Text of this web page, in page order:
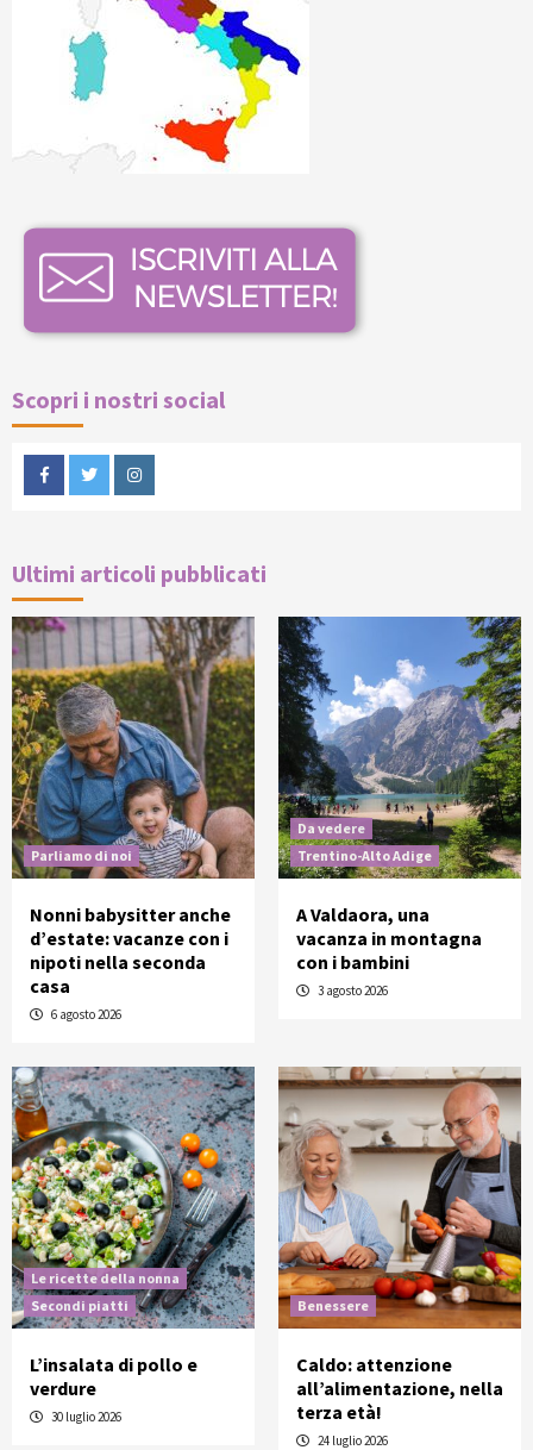
Scopri i nostri social
FacebookTwitterInstagram
Ultimi articoli pubblicati
Parliamo di noi
Nonni babysitter anche
d’estate: vacanze con i
nipoti nella seconda
casa
6 agosto 2026
Da vedere
Trentino-Alto Adige
A Valdaora, una
vacanza in montagna
con i bambini
3 agosto 2026
Le ricette della nonna
Secondi piatti
L’insalata di pollo e
verdure
30 luglio 2026
Benessere
Caldo: attenzione
all’alimentazione, nella
terza età!
24 luglio 2026